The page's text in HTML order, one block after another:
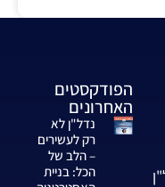
הפודקסטים
האחרונים
נדל"ן לא
רק לעשירים
– הלב של
הכל: בניית